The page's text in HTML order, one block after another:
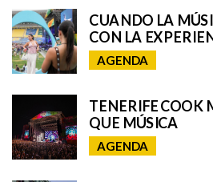
CUANDO LA
CON LA
EL UNIVERSO
GRANCA LIVE FEST
AGENDA
TENERIFE COOK
QUE MÚSICA
AGENDA